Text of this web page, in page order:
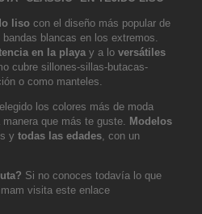
liso con el diseño más popular de
blancas en los extremos.
en la playa y a lo versátiles
cubre sillones-sillas-butacas-
o como manteles.
los colores más de moda
que más te guste. Modelos
y todas las edades, con un
Si no conoces todavía lo que
visita este enlace